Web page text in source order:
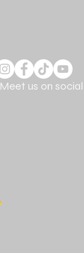
Meet us on social